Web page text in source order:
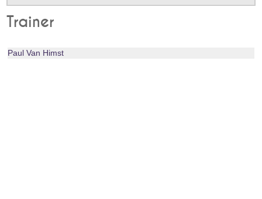
Trainer
Paul Van Himst